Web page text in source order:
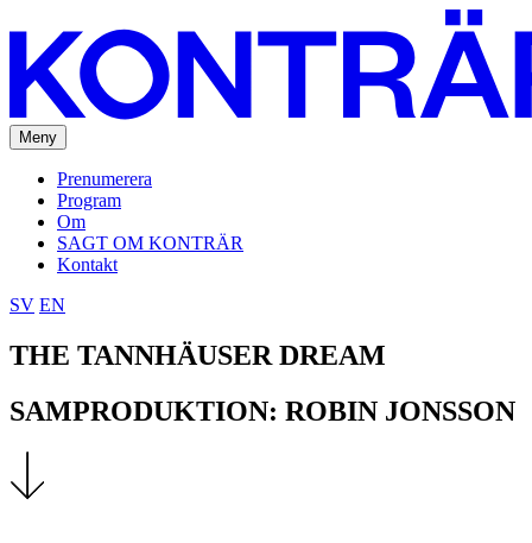
Meny
Prenumerera
Program
Om
SAGT OM KONTRÄR
Kontakt
SV EN
THE TANNHÄUSER DREAM
SAMPRODUKTION: ROBIN JONSSON